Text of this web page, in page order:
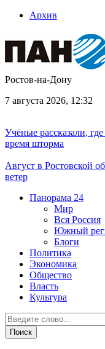
Архив
Ростов-на-Дону
7 августа 2026, 12:32
Учёные рассказали,
время шторма
Август в Ростовской
ветер
Панорама 24
Мир
Вся Россия
Южный
Блоги
Политика
Экономика
Общество
Власть
Культура